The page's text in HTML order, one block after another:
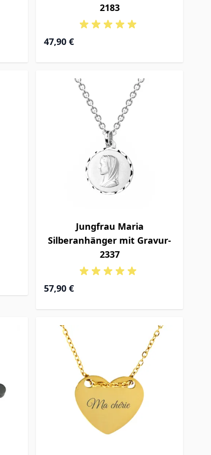
2183
47,90 €
Jungfrau Maria
Silberanhänger mit Gravur-
2337
57,90 €